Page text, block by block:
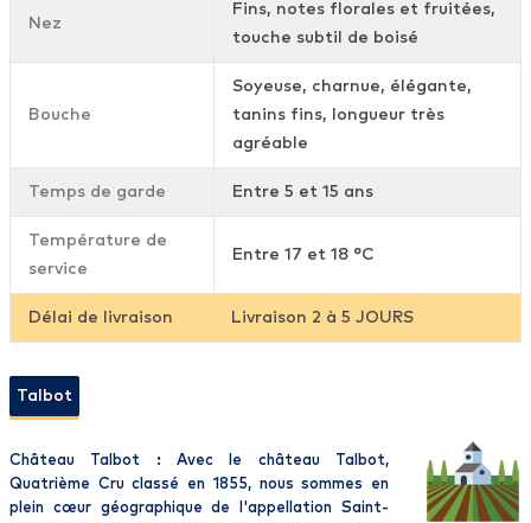
Nez
Fins, notes florales et fruitées,
touche subtil de boisé
Bouche
Soyeuse, charnue, élégante,
tanins fins, longueur très
agréable
Temps de garde Entre 5 et 15 ans
Température de
service
Entre 17 et 18 °C
Délai de livraison Livraison 2 à 5 JOURS
Talbot
Château Talbot : Avec le château Talbot,
Quatrième Cru classé en 1855, nous sommes en
plein cœur géographique de l'appellation Saint-